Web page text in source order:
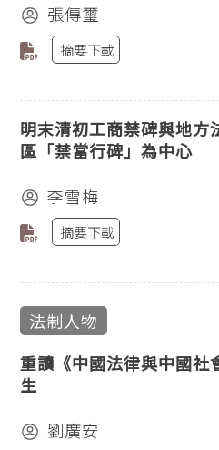
張傳璽
摘要下載
明末清初工商禁碑與地
區「禁當行碑」為中心
李雪梅
摘要下載
法制人物
重讀《中國法律與中國
生
劉廣安